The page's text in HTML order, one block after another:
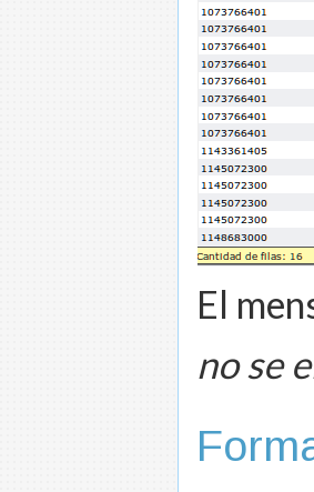
El
no se